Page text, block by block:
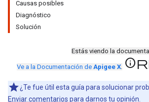
Causas posibles
Diagnóstico
Solución
Estás viendo la
Ve a la Documentación de Apigee X.
¿Te fue útil esta guía para solucionar
Enviar comentarios para darnos tu opinión.